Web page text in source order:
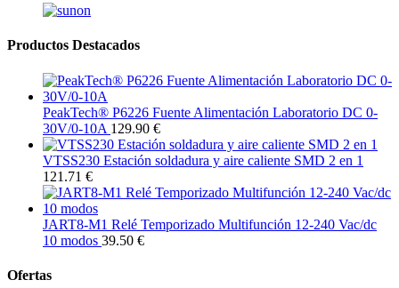
Productos Destacados
PeakTech® P6226 Fuente Alimentación Laboratorio DC 0-
30V/0-10A 129.90 €
VTSS230 Estación soldadura y aire caliente SMD 2 en 1
121.71 €
JART8-M1 Relé Temporizado Multifunción 12-240 Vac/dc
10 modos 39.50 €
Ofertas